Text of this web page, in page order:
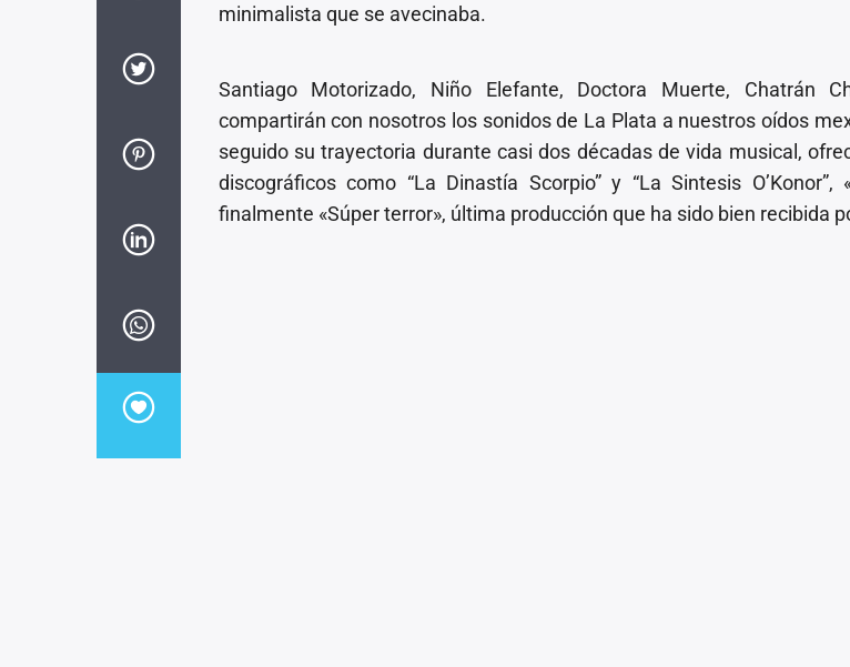
minimalista que se avecinaba.
Santiago Motorizado, Niño Elefante, Doctora Muerte, Chatrán
compartirán con nosotros los sonidos de La Plata a nuestros oídos
seguido su trayectoria durante casi dos décadas de vida musical,
discográficos como “La Dinastía Scorpio” y “La Sintesis
finalmente «Súper terror», última producción que ha sido bien recibida